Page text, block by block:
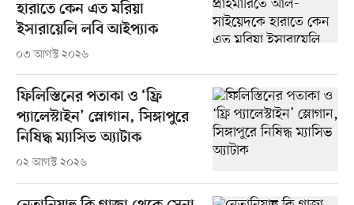
হারাতে কেন এত মরিয়া
ইসারায়েলি লবি আইপ্যাক
০৩ আগস্ট ২০২৬
ফিলিস্তিনের পতাকা ও ‘ফ্রি
প্যালেস্টাইন’ স্লোগান, সিঙ্গাপুরে
নিষিদ্ধ ম্যাসিভ অ্যাটাক
০২ আগস্ট ২০২৬